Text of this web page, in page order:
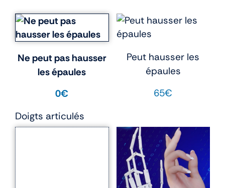
Ne peut pas hausser
les épaules
0€
Peut hausser les
épaules
65€
Doigts articulés